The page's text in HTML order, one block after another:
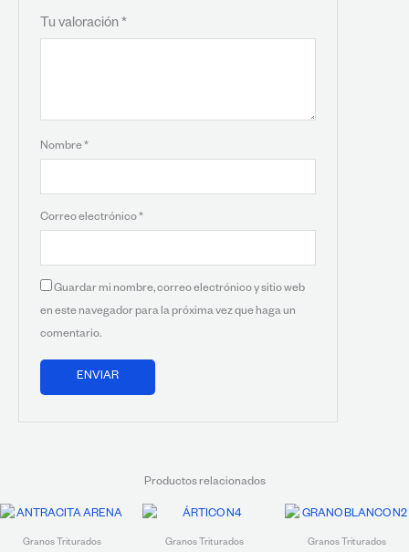
Tu valoración *
Nombre*
Correo electrónico *
Guardar mi nombre, correo electrónico y sitio web
en este navegador para la próxima vez que haga un
comentario.
Productos relacionados
Granos Triturados Granos Triturados Granos Triturados